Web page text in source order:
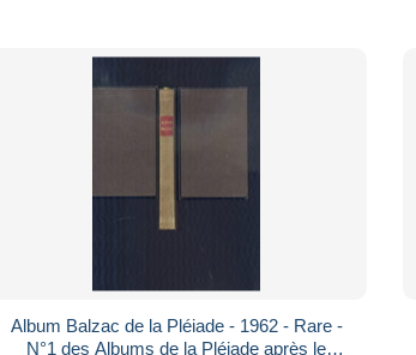
Album Balzac de la Pléiade - 1962 - Rare -
N°1 des Albums de la Pléiade après le